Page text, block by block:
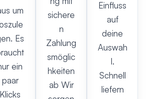
um
Es
ein
paar
Klicks
sichere
n
Zahlung
smöglic
hkeiten
ab Wir
Einfluss
auf
deine
Auswah
l.
Schnell
liefern